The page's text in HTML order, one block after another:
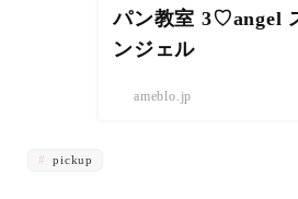
パン教室 3♡angel
ンジェル
ameblo.jp
pickup